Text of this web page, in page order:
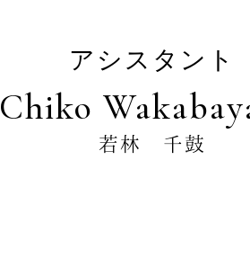
アシスタント
Chiko
若林 千鼓